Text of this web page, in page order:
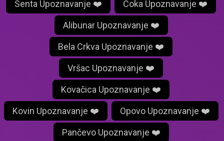
Senta Upoznavanje ❤️ Čoka Upoznavanje ❤️
Alibunar Upoznavanje ❤️
Bela Crkva Upoznavanje ❤️
Vršac Upoznavanje ❤️
Kovačica Upoznavanje ❤️
Kovin Upoznavanje ❤️ Opovo Upoznavanje ❤️
Pančevo Upoznavanje ❤️